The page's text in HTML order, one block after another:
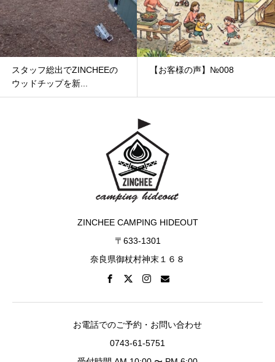
スタッフ総出でZINCHEEの
ウッドチップを新...
【お客様の声】№008
ZINCHEE CAMPING HIDEOUT
〒633-1301
奈良県御杖村神末１６８
お電話でのご予約・お問い合わせ
0743-61-5751